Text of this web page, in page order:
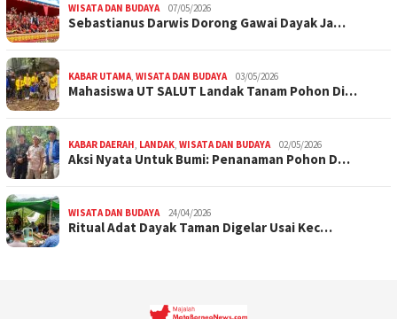
WISATA DAN BUDAYA 07/05/2026
Sebastianus Darwis Dorong Gawai Dayak Ja…
KABAR UTAMA WISATA DAN BUDAYA 03/05/2026
Mahasiswa UT SALUT Landak Tanam Pohon Di…
KABAR DAERAH LANDAK WISATA DAN BUDAYA 02/05/2026
Aksi Nyata Untuk Bumi: Penanaman Pohon D…
WISATA DAN BUDAYA 24/04/2026
Ritual Adat Dayak Taman Digelar Usai Kec…